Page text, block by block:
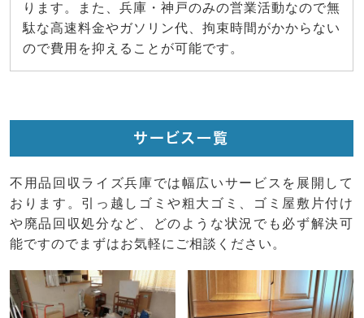
ります。また、兵庫・神戸のみの営業活動なので無
駄な高速料金やガソリン代、拘束時間がかからない
ので費用を抑えることが可能です。
サービス一覧
不用品回収ライズ兵庫では幅広いサービスを展開して
おります。引っ越しゴミや粗大ゴミ、ゴミ屋敷片付け
や廃品回収処分など、どのような状況でも必ず解決可
能ですのでまずはお気軽にご相談ください。